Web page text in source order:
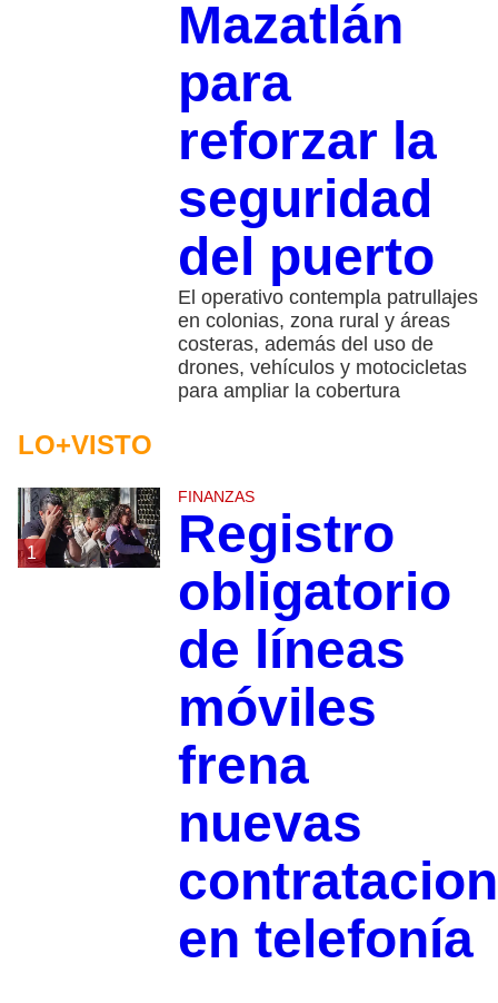
Mazatlán
para
reforzar la
seguridad
del puerto
El operativo contempla patrullajes
en colonias, zona rural y áreas
costeras, además del uso de
drones, vehículos y motocicletas
para ampliar la cobertura
LO+VISTO
1
FINANZAS
Registro
obligatorio
de líneas
móviles
frena
nuevas
en telefonía